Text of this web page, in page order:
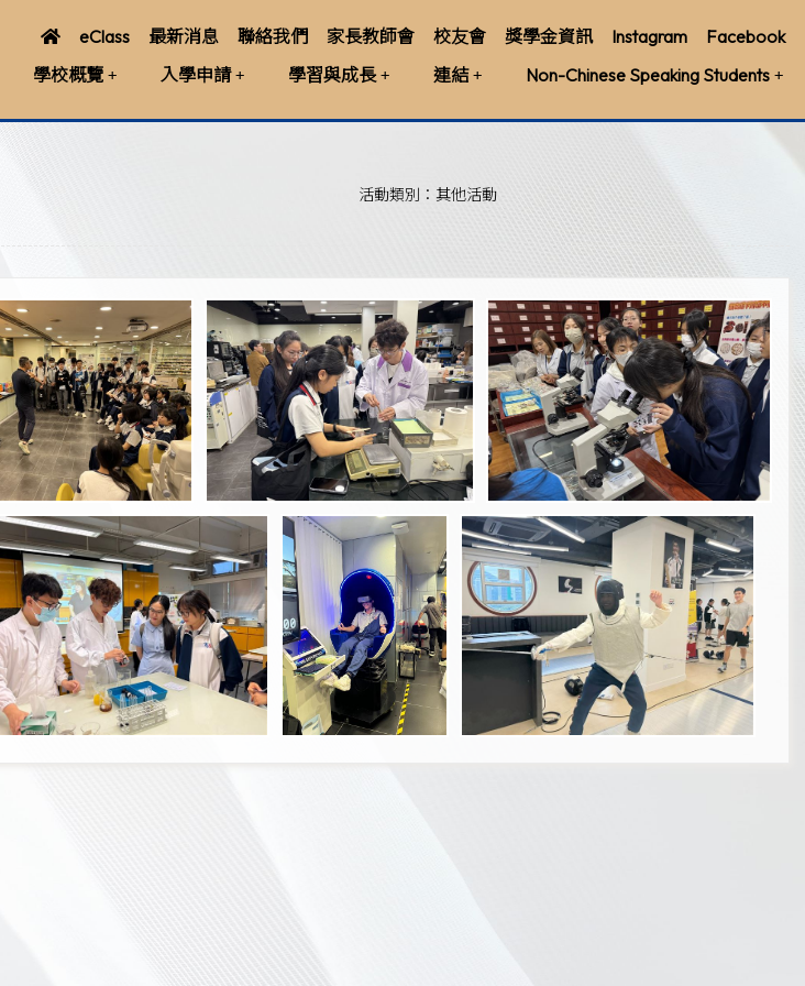
eClass 最新消息 聯絡我們 家長教師會 校友會 獎學金資訊 Instagram
Facebook
學校概覽
入學申請 學習與成長 連結 Non-Chinese Speaking Students
活動類別：其他活動